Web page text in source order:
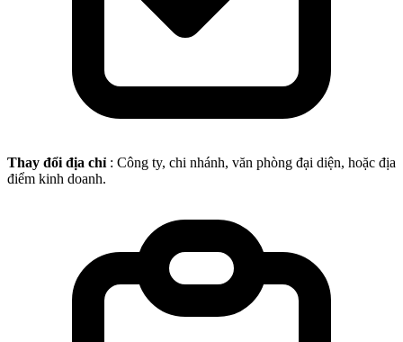
Thay đổi địa chỉ : Công ty, chi nhánh, văn phòng đại diện, hoặc địa
điểm kinh doanh.